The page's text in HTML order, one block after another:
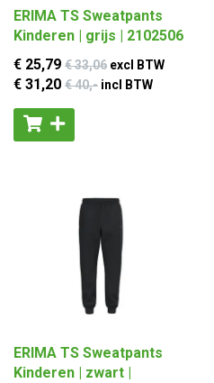
ERIMA TS Sweatpants
Kinderen | grijs | 2102506
€ 25,79 € 33,06 excl BTW
€ 31,20 € 40,- incl BTW
ERIMA TS Sweatpants
Kinderen | zwart |